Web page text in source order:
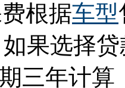
根据车型
果选择
三年计算